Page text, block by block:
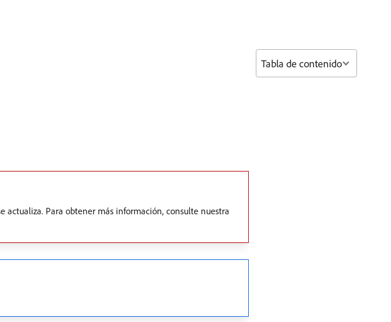
Para obtener más información, consulte nuestra
Tabla de contenido